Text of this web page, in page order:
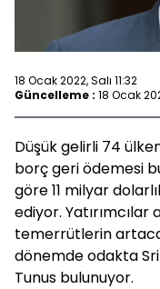
18 Ocak 2022, Salı 11:32
Güncelleme : 18 Ocak
Düşük gelirli 74
borç geri ödemesi
göre 11 milyar
ediyor.
temerrütlerin
dönemde odakta
Tunus bulunuyor.